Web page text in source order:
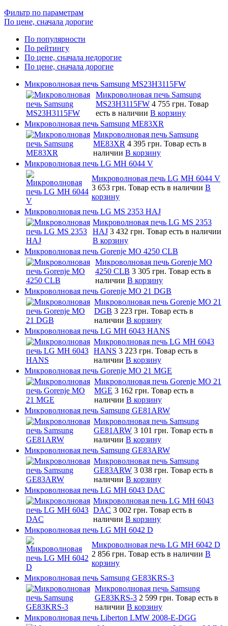
Фильтр по параметрам
По цене, сначала дорогие
По популярности
По рейтингу
По цене, сначала недорогие
По цене, сначала дорогие
Микроволновая печь Samsung MS23H3115FW
Микроволновая печь Samsung
MS23H3115FW 4 755 грн. Товар
есть в наличии В корзину
Микроволновая печь Samsung ME83XR
Микроволновая печь Samsung
ME83XR 4 395 грн. Товар есть в
наличии В корзину
Микроволновая печь LG MH 6044 V
Микроволновая печь LG MH 6044 V
3 653 грн. Товар есть в наличии В
корзину
Микроволновая печь LG MS 2353 HAJ
Микроволновая печь LG MS 2353
HAJ 3 432 грн. Товар есть в наличии
В корзину
Микроволновая печь Gorenje MO 4250 CLB
Микроволновая печь Gorenje MO
4250 CLB 3 305 грн. Товар есть в
наличии В корзину
Микроволновая печь Gorenje MO 21 DGB
Микроволновая печь Gorenje MO 21
DGB 3 223 грн. Товар есть в
наличии В корзину
Микроволновая печь LG MH 6043 HANS
Микроволновая печь LG MH 6043
HANS 3 223 грн. Товар есть в
наличии В корзину
Микроволновая печь Gorenje MO 21 MGE
Микроволновая печь Gorenje MO 21
MGE 3 162 грн. Товар есть в
наличии В корзину
Микроволновая печь Samsung GE81ARW
Микроволновая печь Samsung
GE81ARW 3 101 грн. Товар есть в
наличии В корзину
Микроволновая печь Samsung GE83ARW
Микроволновая печь Samsung
GE83ARW 3 038 грн. Товар есть в
наличии В корзину
Микроволновая печь LG MH 6043 DAC
Микроволновая печь LG MH 6043
DAC 3 002 грн. Товар есть в
наличии В корзину
Микроволновая печь LG MH 6042 D
Микроволновая печь LG MH 6042 D
2 856 грн. Товар есть в наличии В
корзину
Микроволновая печь Samsung GE83KRS-3
Микроволновая печь Samsung
GE83KRS-3 2 599 грн. Товар есть в
наличии В корзину
Микроволновая печь Liberton LMW 2008-E-DGG